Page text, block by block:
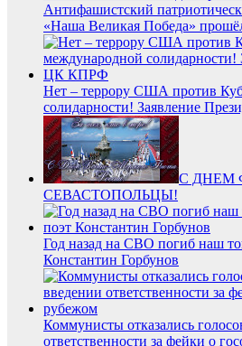
Антифашистский
«Наша Великая Победа»
Нет – террору США против
солидарности! Заявление
С ДНЕМ
СЕВАСТОПОЛЬЦЫ!
Год назад на СВО погиб наш
Константин Горбунов
Коммунисты отказались
ответственности за фейки о